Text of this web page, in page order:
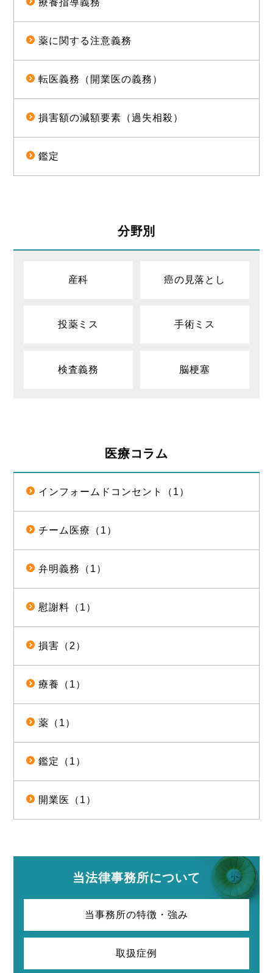
療養指導義務
薬に関する注意義務
転医義務（開業医の義務）
損害額の減額要素（過失相殺）
鑑定
分野別
産科 癌の見落とし
投薬ミス 手術ミス
検査義務 脳梗塞
医療コラム
インフォームドコンセント（1）
チーム医療（1）
弁明義務（1）
慰謝料（1）
損害（2）
療養（1）
薬（1）
鑑定（1）
開業医（1）
当法律事務所について
当事務所の特徴・強み
取扱症例